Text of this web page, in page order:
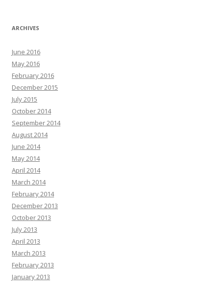
ARCHIVES
June 2016
May 2016
February 2016
December 2015
July 2015
October 2014
September 2014
August 2014
June 2014
May 2014
April 2014
March 2014
February 2014
December 2013
October 2013
July 2013
April 2013
March 2013
February 2013
January 2013